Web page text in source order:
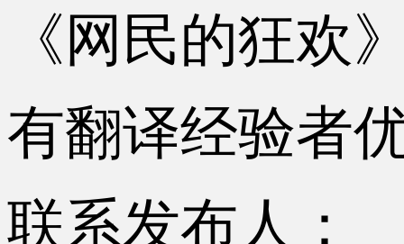
《网民的狂欢
有翻译经验者
联系发布人：